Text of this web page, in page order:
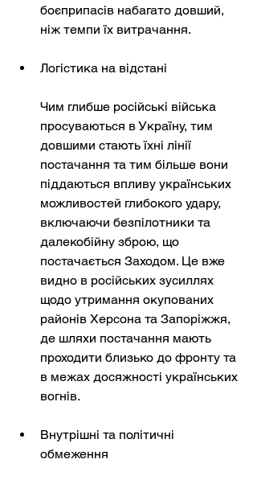
боєприпасів набагато довший,
ніж темпи їх витрачання.
Логістика на відстані
Чим глибше російські війська
просуваються в Україну, тим
довшими стають їхні лінії
постачання та тим більше вони
піддаються впливу українських
можливостей глибокого удару,
включаючи безпілотники та
далекобійну зброю, що
постачається Заходом. Це вже
видно в російських зусиллях
щодо утримання окупованих
районів Херсона та Запоріжжя,
де шляхи постачання мають
проходити близько до фронту та
в межах досяжності українських
вогнів.
Внутрішні та політичні
обмеження